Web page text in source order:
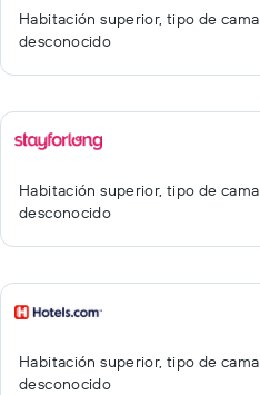
Habitación superior, tipo de cama
desconocido
Habitación superior, tipo de cama
desconocido
Habitación superior, tipo de cama
desconocido